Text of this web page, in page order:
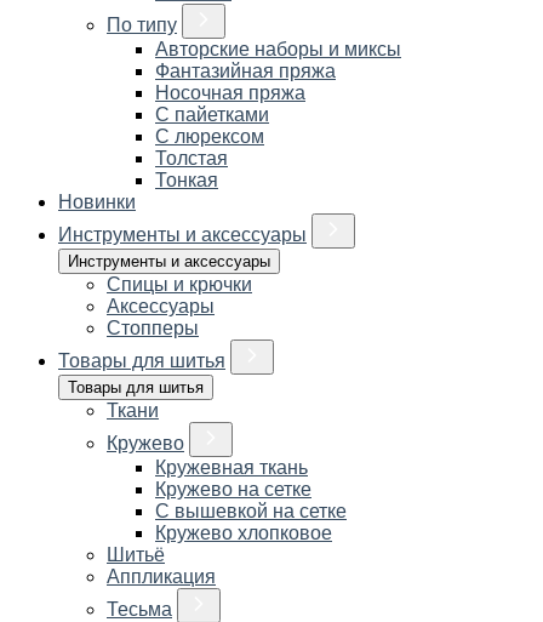
По типу
Авторские наборы и миксы
Фантазийная пряжа
Носочная пряжа
С пайетками
С люрексом
Толстая
Тонкая
Новинки
Инструменты и аксессуары
Инструменты и аксессуары
Спицы и крючки
Аксессуары
Стопперы
Товары для шитья
Товары для шитья
Ткани
Кружево
Кружевная ткань
Кружево на сетке
С вышевкой на сетке
Кружево хлопковое
Шитьё
Аппликация
Тесьма